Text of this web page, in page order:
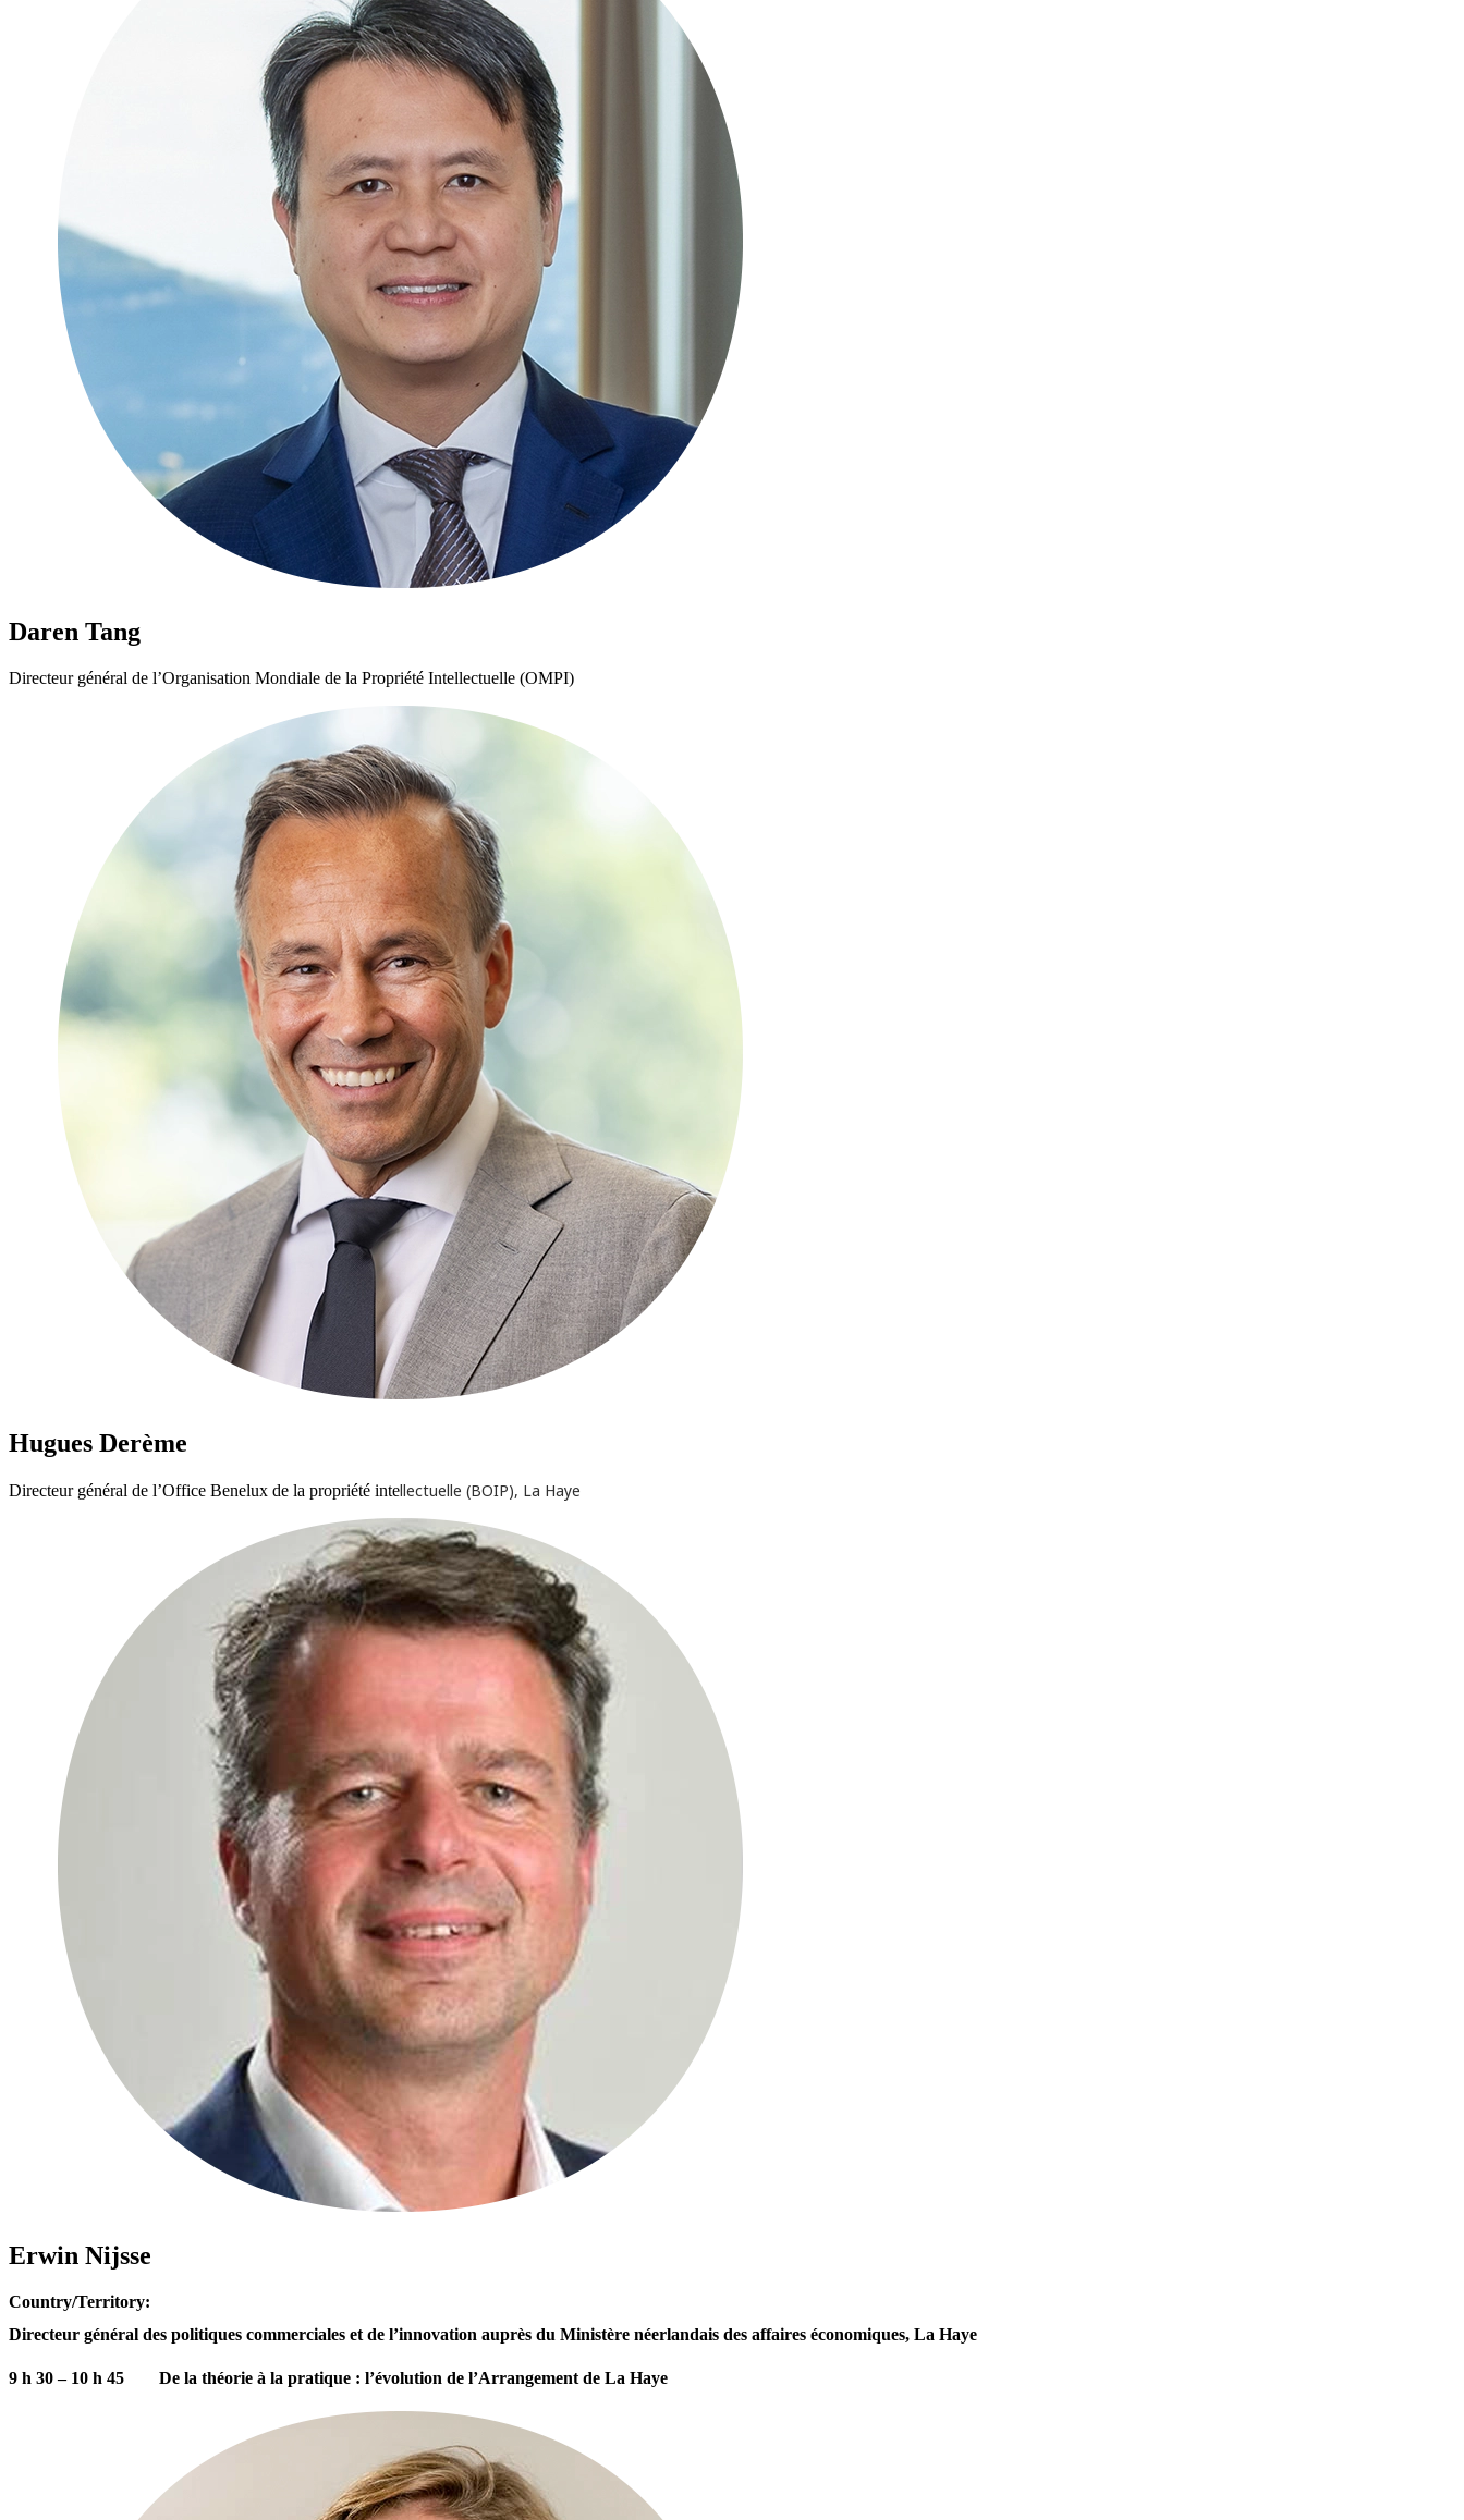
Daren Tang
Directeur général de l’Organisation Mondiale de la Propriété Intellectuelle (OMPI)
Hugues Derème
Directeur général de l’Office Benelux de la propriété intellectuelle (BOIP), La Haye
Erwin Nijsse
Country/Territory:
Directeur général des politiques commerciales et de l’innovation auprès du Ministère néerlandais des affaires économiques, La Haye
9 h 30 – 10 h 45 De la théorie à la pratique : l’évolution de l’Arrangement de La Haye